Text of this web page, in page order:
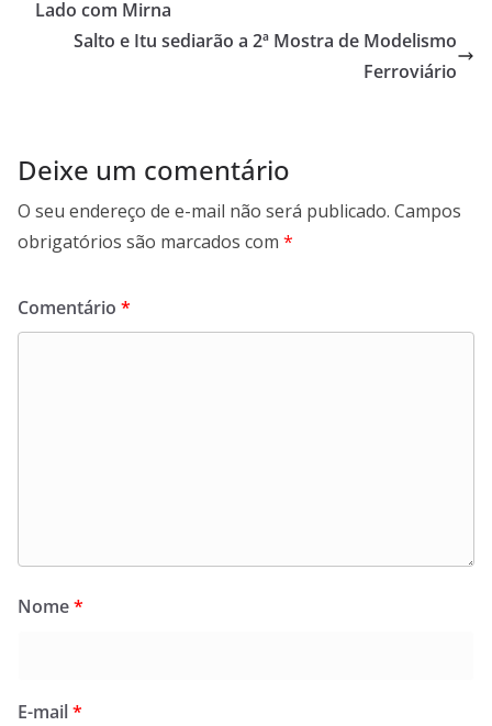
o
k
p
p
I
n
a
m
Lado com Mirna
Salto e Itu sediarão a 2ª Mostra de Modelismo
Ferroviário
Deixe um comentário
O seu endereço de e-mail não será publicado. Campos
obrigatórios são marcados com *
Comentário *
Nome*
E-mail*